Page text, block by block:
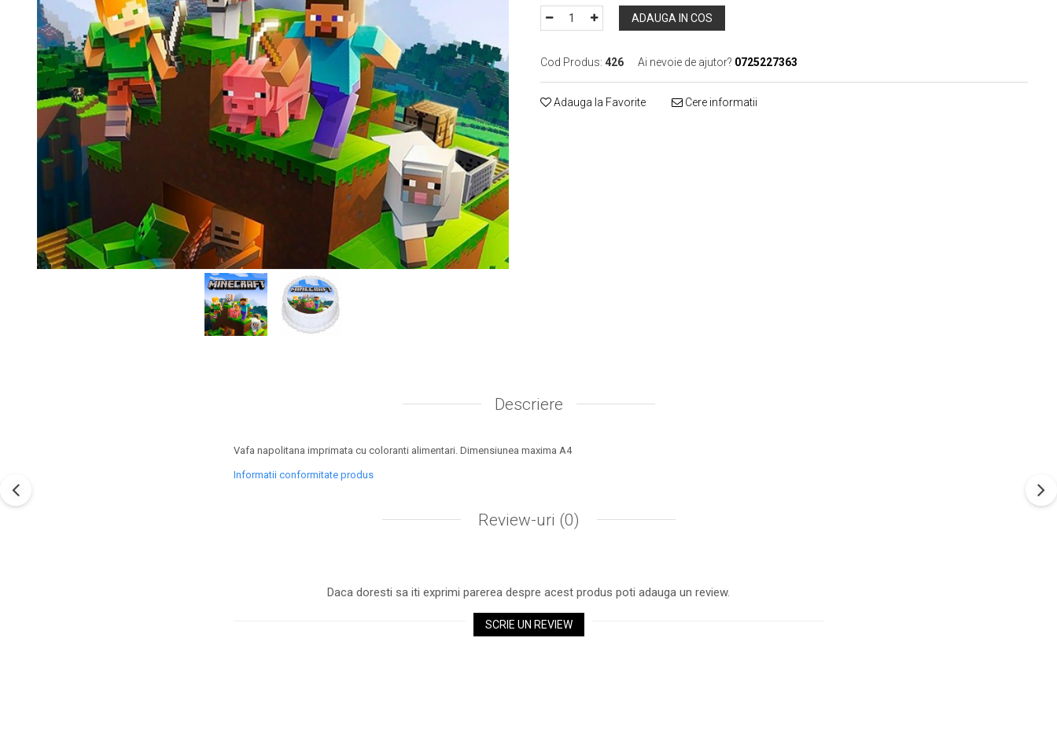
ADAUGA IN COS
Cod Produs: 426 Ai nevoie de ajutor? 0725227363
Adauga la Favorite Cere informatii
Descriere
Vafa napolitana imprimata cu coloranti alimentari. Dimensiunea maxima A4
Informatii conformitate produs
Review-uri (0)
Daca doresti sa iti exprimi parerea despre acest produs poti adauga un review.
SCRIE UN REVIEW